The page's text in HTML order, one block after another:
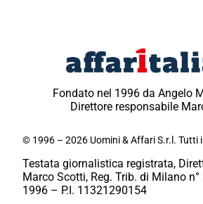
Fondato nel 1996 da Angelo
Direttore responsabile
© 1996 – 2026 Uomini & Affari S.r.l. Tutti
Testata giornalistica registrata,
Marco Scotti, Reg. Trib. di Milano n°
1996 – P.I. 11321290154